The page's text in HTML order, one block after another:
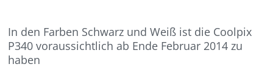
In den Farben Schwarz und Weiß ist die Coolpix
P340 voraussichtlich ab Ende Februar 2014 zu
haben